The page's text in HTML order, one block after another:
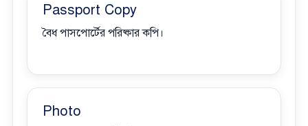
Passport Copy
বৈধ পাসপোর্টের পরিষ্কার কপি।
Photo